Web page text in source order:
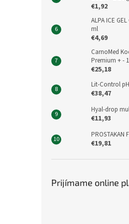
€1,92
ALPA ICE
ml
€4,69
CarnoMed
Premium + -
€25,18
Lit-Control
€38,47
Hyal-drop
€11,93
PROSTAKAN
€19,81
Prijímame online